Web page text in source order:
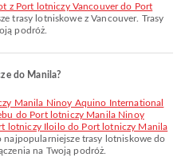
z Port lotniczy Vancouver do Port
trasy lotniskowe z Vancouver. Trasy
podróż.
do Manila?
do Port lotniczy Manila Ninoy
lotniczy Iloilo do Port lotniczy Manila
trasy lotniskowe do
na Twoją podróż.